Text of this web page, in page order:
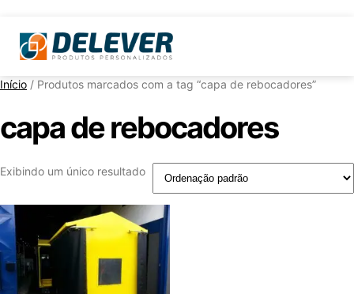
Início / Produtos marcados com a tag “capa de rebocadores”
capa de rebocadores
Exibindo um único resultado